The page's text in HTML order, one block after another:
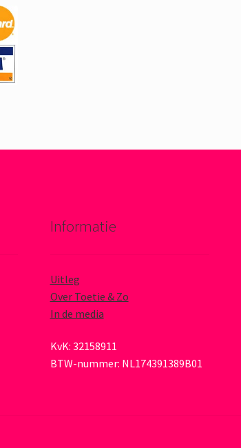
Informatie
Uitleg
Over Toetie & Zo
In de media
KvK: 32158911
BTW-nummer: NL174391389B01